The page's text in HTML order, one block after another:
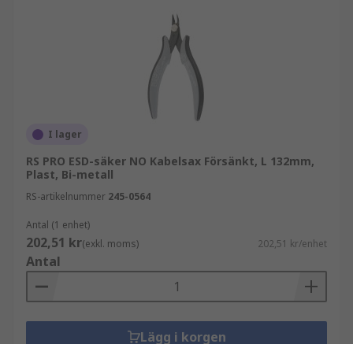
I lager
RS PRO ESD-säker NO Kabelsax Försänkt, L 132mm,
Plast, Bi-metall
RS-artikelnummer 245-0564
Antal (1 enhet)
202,51 kr(exkl. moms) 202,51 kr/enhet
Antal
Lägg i korgen